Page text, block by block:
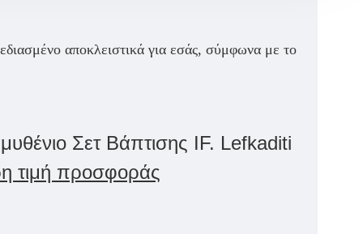
αποκλειστικά για εσάς, σύμφωνα με το
Σετ Βάπτισης IF. Lefkaditi
τιμή προσφοράς